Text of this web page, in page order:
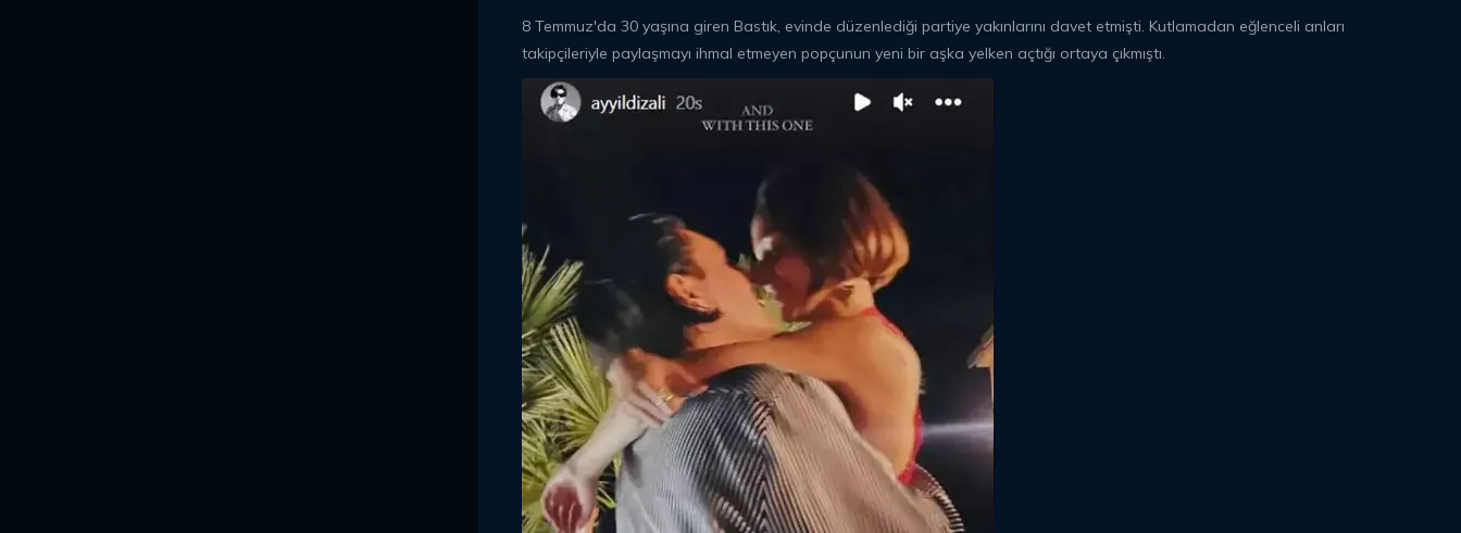
8 Temmuz'da 30 yaşına giren Bastık, evinde düzenlediği partiye yakınlarını davet etmişti. Kutlamadan eğlenceli anları
takipçileriyle paylaşmayı ihmal etmeyen popçunun yeni bir aşka yelken açtığı ortaya çıkmıştı.